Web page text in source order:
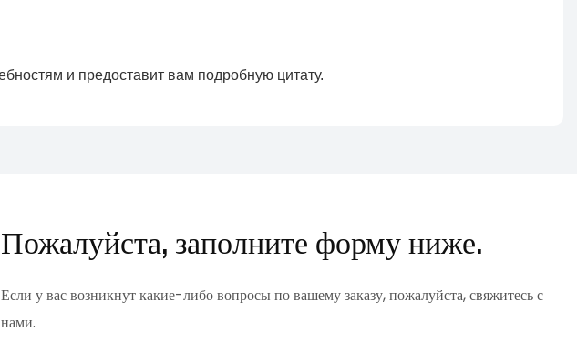
Пожалуйста, заполните форму ниже.
Если у вас возникнут какие-либо вопросы по вашему заказу, пожалуйста, свяжитесь с
нами.